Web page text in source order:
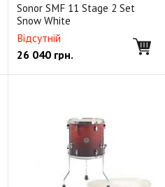
Sonor SMF 11 Stage 2 Set
Snow White
Відсутній
26 040 грн.